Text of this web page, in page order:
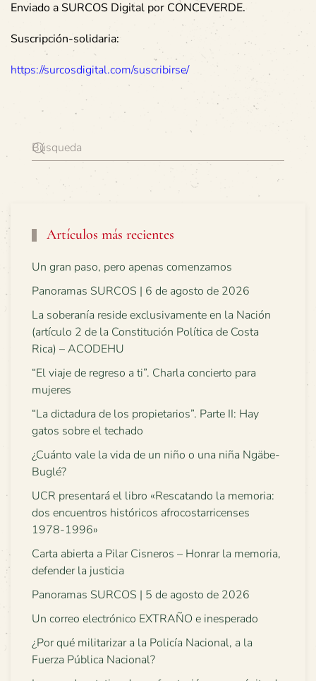
Enviado a SURCOS Digital por CONCEVERDE.
Suscripción-solidaria:
https://surcosdigital.com/suscribirse/
Artículos más recientes
Un gran paso, pero apenas comenzamos
Panoramas SURCOS | 6 de agosto de 2026
La soberanía reside exclusivamente en la Nación
(artículo 2 de la Constitución Política de Costa
Rica) – ACODEHU
“El viaje de regreso a ti”. Charla concierto para
mujeres
“La dictadura de los propietarios”. Parte II: Hay
gatos sobre el techado
¿Cuánto vale la vida de un niño o una niña Ngäbe-
Buglé?
UCR presentará el libro «Rescatando la memoria:
dos encuentros históricos afrocostarricenses
1978-1996»
Carta abierta a Pilar Cisneros – Honrar la memoria,
defender la justicia
Panoramas SURCOS | 5 de agosto de 2026
Un correo electrónico EXTRAÑO e inesperado
¿Por qué militarizar a la Policía Nacional, a la
Fuerza Pública Nacional?